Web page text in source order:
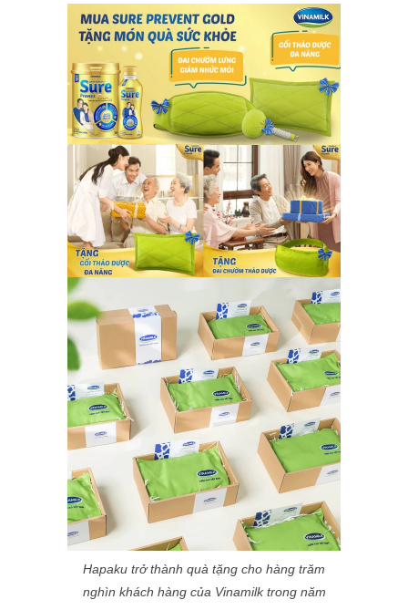
Hapaku trở thành quà tặng cho hàng trăm
nghìn khách hàng của Vinamilk trong năm